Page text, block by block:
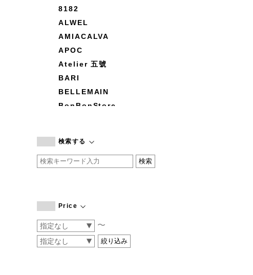
8182
ALWEL
AMIACALVA
APOC
Atelier 五號
BARI
BELLEMAIN
BonBonStore
by basics
CATWORTH
COGTHEBIGSMOKE
CONVERSE
DEAN & DELUCA
検索する
Price
〜